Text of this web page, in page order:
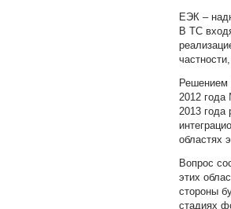
ЕЭК –
В ТС
Решением
2012 года
2013 года
областях
Вопрос
этих
стороны
стадиях